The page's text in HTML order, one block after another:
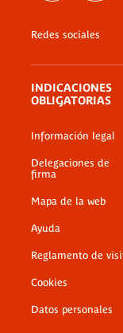
Redes sociales
INDICACIONES
OBLIGATORIAS
Información legal
Delegaciones de
firma
Mapa de la web
Ayuda
Reglamento de
Cookies
Datos personales